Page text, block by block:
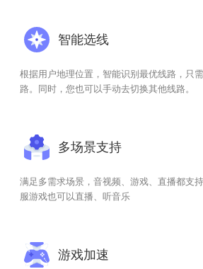
智能选线
根据用户地理位置，智能识别最优线路，只
路。同时，您也可以手动去切换其他线路。
多场景支持
满足多需求场景，音视频、游戏、直播都支
服游戏也可以直播、听音乐
游戏加速